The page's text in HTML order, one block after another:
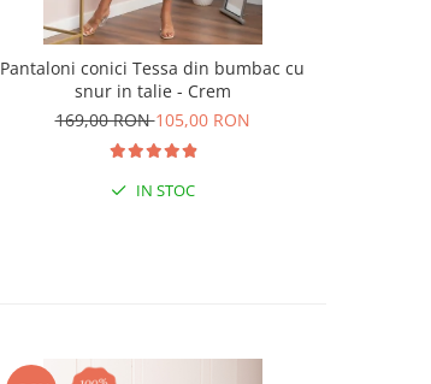
Pantaloni conici Tessa din bumbac cu
snur in talie - Crem
169,00 RON105,00 RON
IN STOC